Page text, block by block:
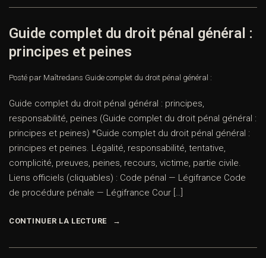
Guide complet du droit pénal général :
principes et peines
Posté par Maîtredans Guide complet du droit pénal général :
Guide complet du droit pénal général : principes,
responsabilité, peines (Guide complet du droit pénal général :
principes et peines) *Guide complet du droit pénal général :
principes et peines. Légalité, responsabilité, tentative,
complicité, preuves, peines, recours, victime, partie civile.
Liens officiels (cliquables) : Code pénal — Légifrance Code
de procédure pénale — Légifrance Cour […]
CONTINUER LA LECTURE